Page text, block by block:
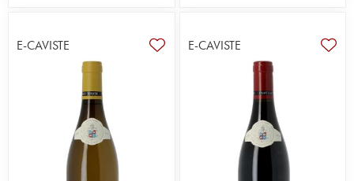
E-CAVISTE E-CAVISTE